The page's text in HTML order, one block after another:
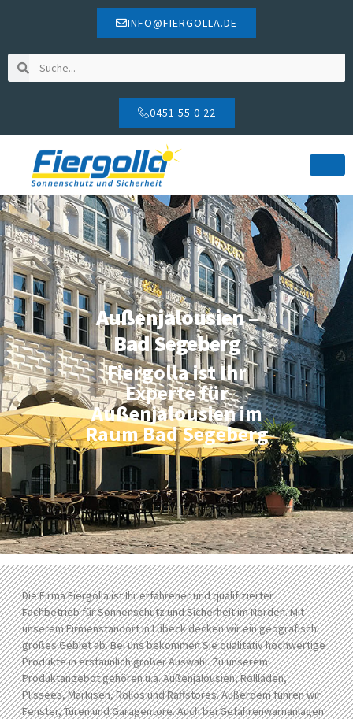
INFO@FIERGOLLA.DE
0451 55 0 22
Außenjalousien –
Bad Segeberg
Fiergolla ist Ihr
Experte für
Außenjalousien im
Raum Bad Segeberg
Die Firma Fiergolla ist Ihr erfahrener und qualifizierter
Fachbetrieb für Sonnenschutz und Sicherheit im Norden. Mit
unserem Firmenstandort in Lübeck decken wir ein geografisch
großes Gebiet ab. Bei uns bekommen Sie qualitativ hochwertige
Produkte in erstaunlich großer Auswahl. Zu unserem
Produktangebot gehören u.a. Außenjalousien, Rollläden,
Plissees, Markisen, Rollos und Raffstores. Außerdem führen wir
Fenster, Türen und Garagentore. Auch bei Gefahrenwarnanlagen